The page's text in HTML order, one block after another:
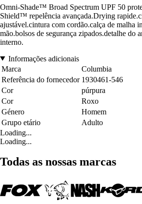
Omni-Shade™ Broad Spectrum UPF 50
Shield™ repelência avançada.Drying
ajustável.cintura com cordão.calça de malha
mão.bolsos de segurança zipados.detalhe do
interno.
Informações adicionais
Marca
Columbia
Referência do fornecedor 1930461-546
Cor
púrpura
Cor
Roxo
Género
Homem
Grupo etário
Adulto
Loading...
Loading...
Todas as nossas marcas